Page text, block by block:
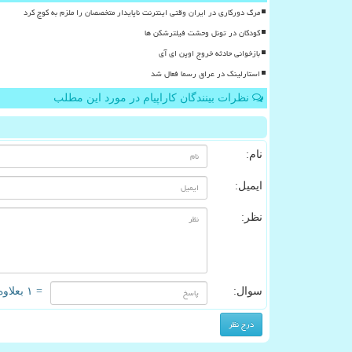
مرگ دورکاری در ایران وقتی اینترنت ناپایدار متخصصان را ملزم به کوچ کرد
کودکان در تونل وحشت فیلترشکن ها
بازخوانی حادثه خروج اوپن ای آی
استارلینک در عراق رسما فعال شد
نظرات بینندگان کاراپیام در مورد این مطلب
نام:
ایمیل:
نظر:
سوال: = ۱ بعلاوه ۲